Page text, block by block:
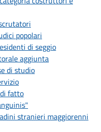
popolari
di seggio
aggiunta
di studio
fatto
stranieri maggiorenni